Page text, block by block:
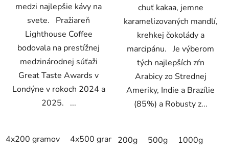
medzi najlepšie kávy na
svete. Pražiareň
Lighthouse Coffee
bodovala na prestížnej
medzinárodnej súťaži
Great Taste Awards v
Londýne v rokoch 2024 a
2025. ...
4x200 gramov 4x500 gramov 4x1000 gramov
chuť kakaa, jemne
karamelizovaných mandlí,
krehkej čokolády a
marcipánu. Je výberom
tých najlepších zŕn
Arabicy zo Strednej
Ameriky, Indie a Brazílie
(85%) a Robusty z...
200g 500g 1000g